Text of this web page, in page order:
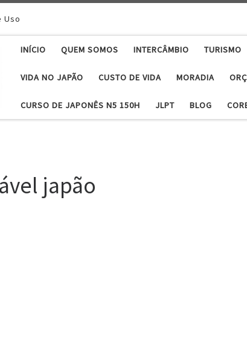
Uso
INÍCIO QUEM SOMOS INTERCÂMBIO TURISMO
VIDA NO JAPÃO CUSTO DE VIDA MORADIA
CURSO DE JAPONÊS N5 150H JLPT BLOG
japão